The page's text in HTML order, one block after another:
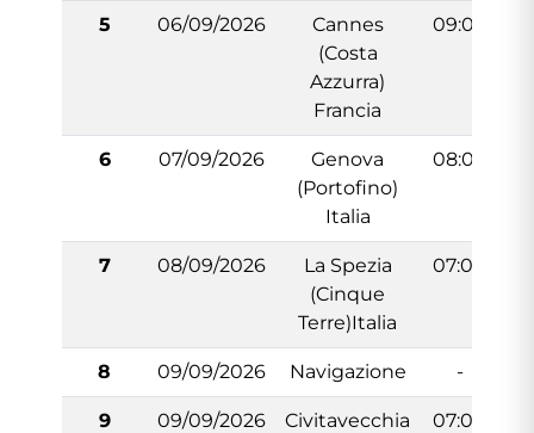
5 06/09/2026
Cannes
(Costa
Azzurra)
Francia
09:00
6 07/09/2026
Genova
(Portofino)
Italia
08:00
7 08/09/2026
La Spezia
(Cinque
Terre)Italia
07:00
8 09/09/2026 Navigazione -
9 09/09/2026
Civitavecchia
07:00